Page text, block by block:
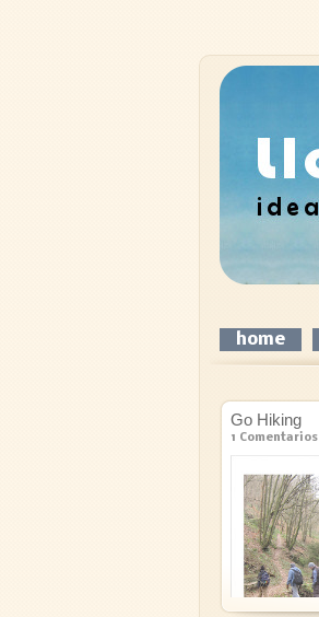
home
Go Hiking
1 Comentarios